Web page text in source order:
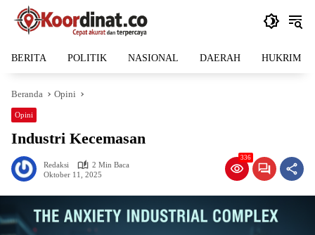
Langsung
BERITA POLITIK NASIONAL DAERAH HUKRIM
Beranda Opini
Opini
Industri Kecemasan
Redaksi
2 Min Baca
Oktober 11, 2025
336